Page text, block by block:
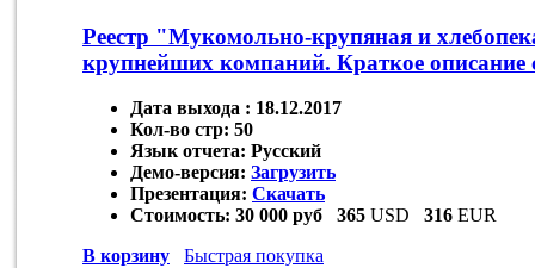
Реестр "Мукомольно-крупяная и
крупнейших компаний. Краткое описание
Дата выхода : 18.12.2017
Кол-во стр: 50
Язык отчета: Русский
Демо-версия: Загрузить
Презентация: Скачать
Стоимость: 30 000 руб 365 USD 316 EUR
В корзину
Быстрая покупка